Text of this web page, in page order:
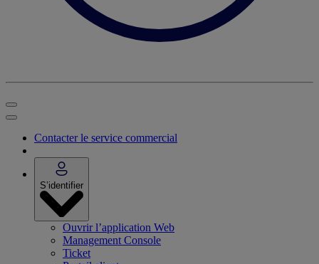
Contacter le service commercial
S’identifier
Ouvrir l’application Web
Management Console
Ticket